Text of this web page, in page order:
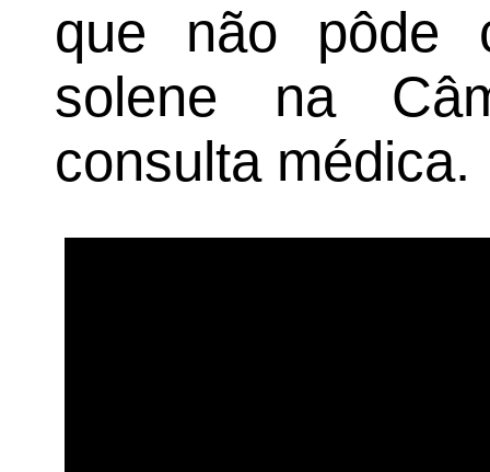
que não pôde
solene na
consulta médica.